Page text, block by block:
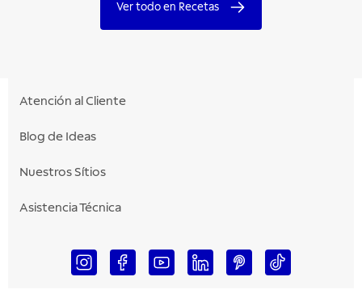
Ver todo en Recetas
Atención al Cliente
Blog de Ideas
Nuestros Sítios
Asistencia Técnica